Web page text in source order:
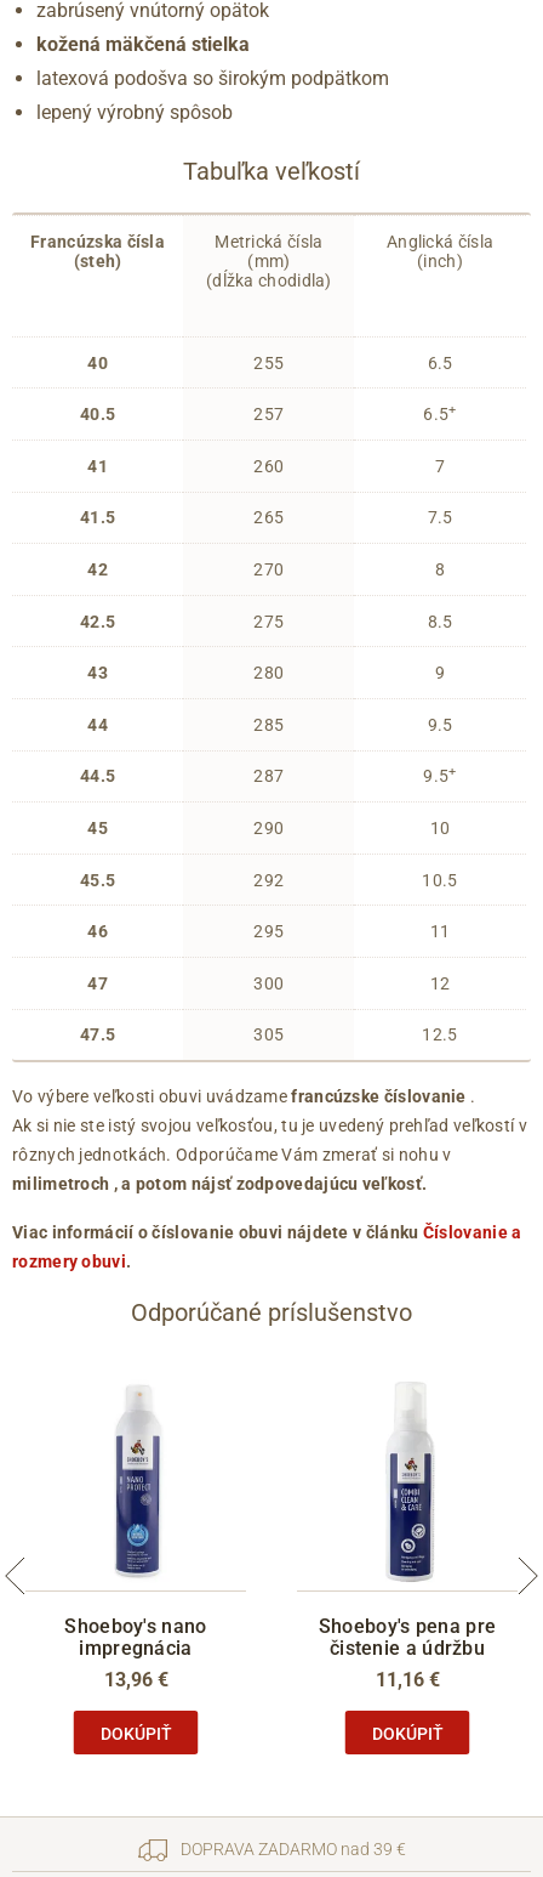
zabrúsený vnútorný opätok
kožená mäkčená stielka
latexová podošva so širokým podpätkom
lepený výrobný spôsob
Tabuľka veľkostí
Francúzska čísla
(steh)
40
40.5
41
41.5
42
42.5
43
44
44.5
45
45.5
46
47
47.5
Metrická čísla
(mm)
(dĺžka chodidla)
255
257
260
265
270
275
280
285
287
290
292
295
300
305
Anglická čísla
(inch)
6.5
6.5+
7
7.5
8
8.5
9
9.5
9.5+
10
10.5
11
12
12.5
Vo výbere veľkosti obuvi uvádzamefrancúzske číslovanie .
Ak si nie ste istý svojou veľkosťou, tu je uvedený prehľad veľkostí v
rôznych jednotkách. Odporúčame Vám zmerať si nohu v
milimetroch , a potom nájsť zodpovedajúcu veľkosť.
Viac informácií o číslovanie obuvi nájdete v článku Číslovanie a
rozmery obuvi.
Odporúčané príslušenstvo
Shoeboy's nano
impregnácia
13,96 €
DOKÚPIŤ
Shoeboy's pena pre
čistenie a údržbu
11,16 €
DOKÚPIŤ
DOPRAVA ZADARMO nad 39 €